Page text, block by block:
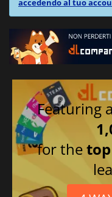
accedendo al tuo
Featuring
for the